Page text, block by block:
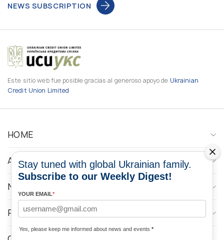
NEWS SUBSCRIPTION
Este sitio web fue posible gracias al generoso apoyo de Ukrainian
Credit Union Limited
HOME
ABOUT
NEWS
PROGRAMS
Stay tuned with global Ukrainian family.
Subscribe to our Weekly Digest!
YOUR EMAIL*
Yes, please keep me informed about news and events *